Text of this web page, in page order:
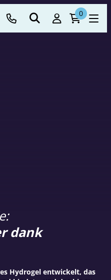
0
dank
Hydrogel entwickelt, das